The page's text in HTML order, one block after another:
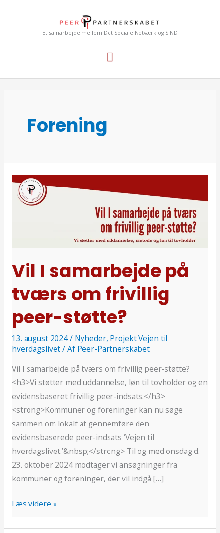
Et samarbejde mellem Det Sociale Netværk og SIND
Hovedmenu
Forening
Vil I samarbejde på
tværs om frivillig
peer-støtte?
13. august 2024/ Nyheder, Projekt Vejen til
hverdagslivet/ Af Peer-Partnerskabet
Vil I samarbejde på tværs om frivillig peer-støtte?
<h3>Vi støtter med uddannelse, løn til tovholder og en
evidensbaseret frivillig peer-indsats.</h3>
<strong>Kommuner og foreninger kan nu søge
sammen om lokalt at gennemføre den
evidensbaserede peer-indsats ‘Vejen til
hverdagslivet.’&nbsp;</strong> Til og med onsdag d.
23. oktober 2024 modtager vi ansøgninger fra
kommuner og foreninger, der vil indgå […]
Vil
samarbejde
frivillig
peer-
støtte?
Læs videre »